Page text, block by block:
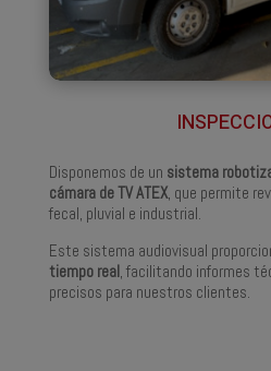
Disponemos de un sistema
cámara de TV ATEX, que permite
fecal, pluvial e industrial.
Este sistema audiovisual
tiempo real, facilitando informes
precisos para nuestros clientes.